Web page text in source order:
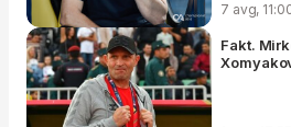
7 avg,
Fakt.